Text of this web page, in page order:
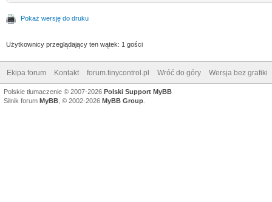
Pokaż wersję do druku
Użytkownicy przeglądający ten wątek: 1 gości
Ekipa forum Kontakt forum.tinycontrol.pl Wróć do góry Wersja bez grafiki
Polskie tłumaczenie © 2007-2026 Polski Support MyBB
Silnik forum MyBB , © 2002-2026 MyBB Group